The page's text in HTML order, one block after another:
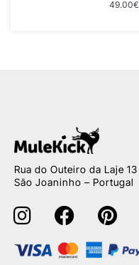
49.00€
Rua do Outeiro da Laje 13
São Joaninho – Portugal